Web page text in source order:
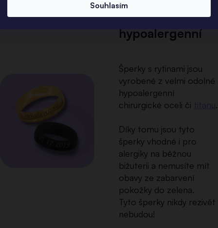
Souhlasím
Odolné a
hypoalergenní
Šperky s rytinami jsou
vyrobené z velmi odolné
hypoalergenní
chirurgické oceli či
.
Díky tomu jsou tyto
šperky vhodné i pro
alergiky na běžnou
bižuterii a nemusíte mít
obavy ze zabarvení
pokožky do zelena.
Tyto šperky nikdy rezivět
nebudou!